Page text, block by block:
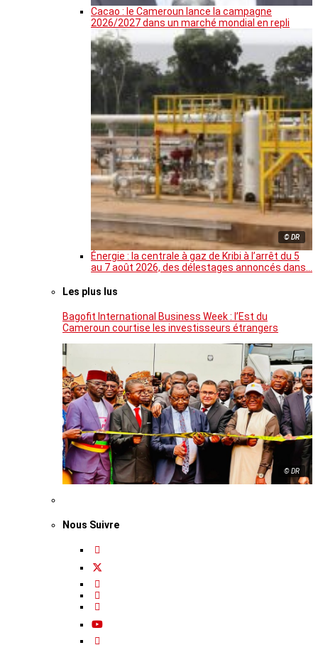
Cacao : le Cameroun lance la campagne
2026/2027 dans un marché mondial en repli
© DR
Énergie : la centrale à gaz de Kribi à l’arrêt du 5
au 7 août 2026, des délestages annoncés dans…
Les plus lus
Bagofit International Business Week : l’Est du
Cameroun courtise les investisseurs étrangers
© DR
Nous Suivre